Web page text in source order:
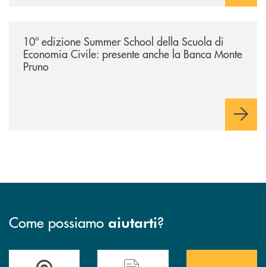
10ª edizione Summer School della Scuola di
Economia Civile: presente anche la Banca Monte
Pruno
Come possiamo aiutarti?
Accedi all' elenco completo&nbsp; delle&nbsp; filiali&nbsp; di Banca
Hai bisogno di assistenza immediata?